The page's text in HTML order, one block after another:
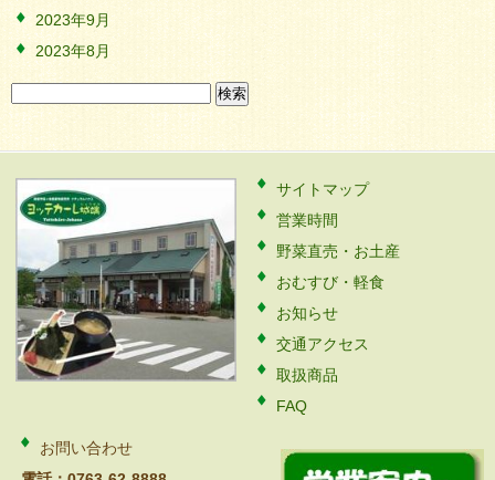
2023年9月
2023年8月
検
索:
サイトマップ
営業時間
野菜直売・お土産
おむすび・軽食
お知らせ
交通アクセス
取扱商品
FAQ
お問い合わせ